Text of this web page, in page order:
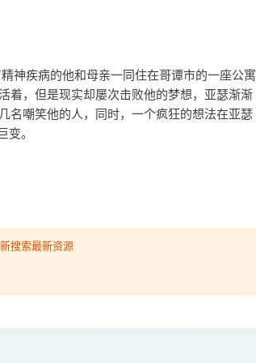
神疾病的他和母亲一同住在哥谭市的一座公寓
着，但是现实却屡次击败他的梦想，亚瑟渐渐
名嘲笑他的人，同时，一个疯狂的想法在亚瑟
。
搜索最新资源